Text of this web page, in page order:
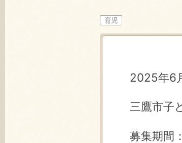
育児
2025年6
三鷹市子
募集期間